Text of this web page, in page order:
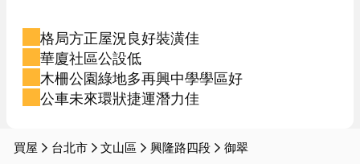
格局方正屋況良好裝潢佳
華廈社區公設低
木柵公園綠地多再興中學學區好
公車未來環狀捷運潛力佳
買屋 台北市 文山區 興隆路四段 御翠